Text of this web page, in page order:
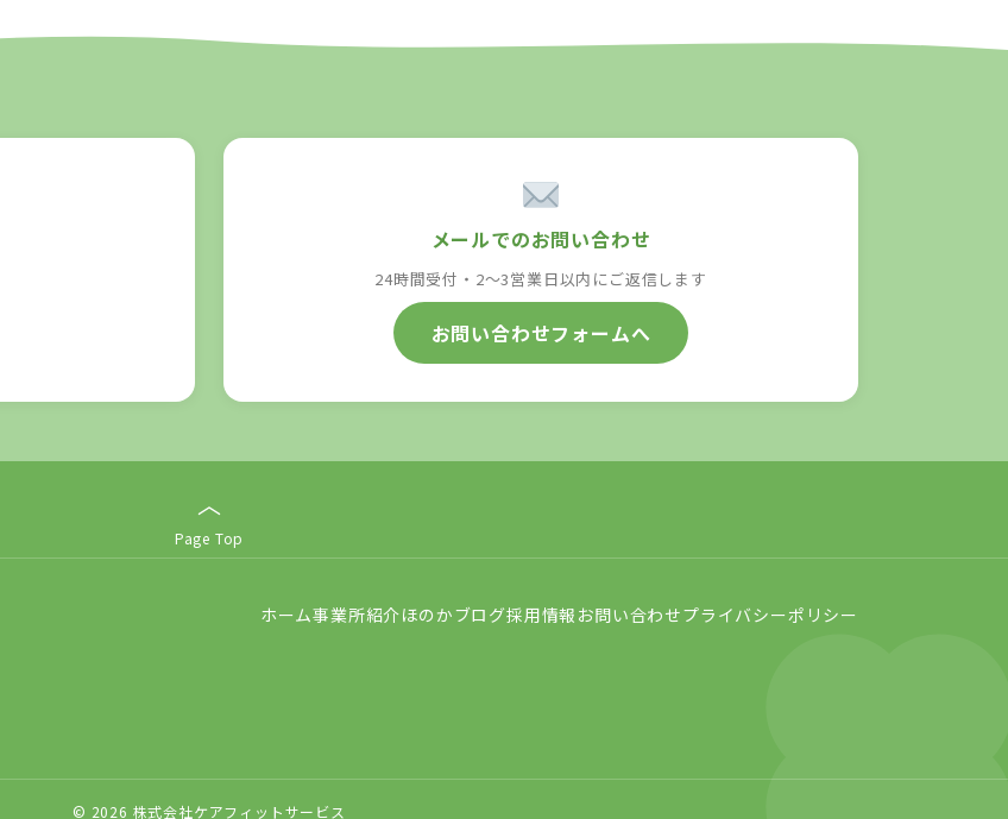
メールでのお問い合わせ
24時間受付・2〜3営業日以内にご返信します
お問い合わせフォームへ
︿
Page Top
ホーム事業所紹介ほのかブログ採用情報 お問い合わせプライバシーポリシー
© 2026 株式会社ケアフィットサービス